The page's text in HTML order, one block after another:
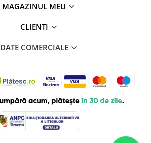
MAGAZINUL MEU
CLIENTI
DATE COMERCIALE